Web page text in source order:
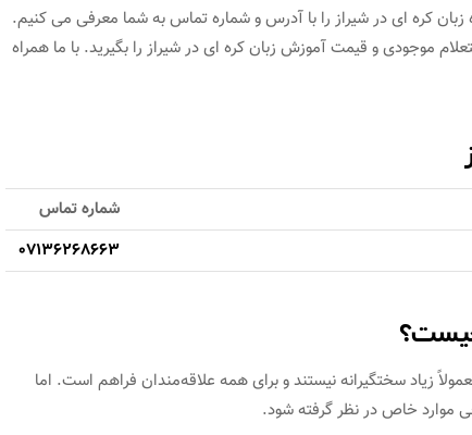
زبان کره ای در شیراز را با آدرس و شماره تماس به شما معرفی می کنیم.
موجودی و قیمت آموزش زبان کره ای در شیراز را بگیرید. با ما همراه
شماره تماس
07136268663
زیاد سختگیرانه نیستند و برای همه علاقه‌مندان فراهم است. اما
خاص در نظر گرفته شود.